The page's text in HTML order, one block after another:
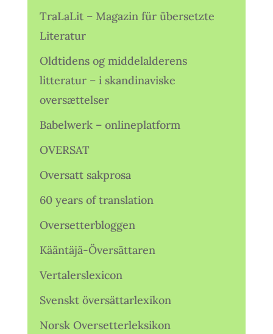
TraLaLit – Magazin für übersetzte
Literatur
Oldtidens og middelalderens
litteratur – i skandinaviske
oversættelser
Babelwerk – onlineplatform
OVERSAT
Oversatt sakprosa
60 years of translation
Oversetterbloggen
Kääntäjä-Översättaren
Vertalerslexicon
Svenskt översättarlexikon
Norsk Oversetterleksikon